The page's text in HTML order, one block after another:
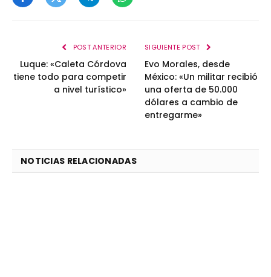
FacebookTwitterTelegramWhatsApp
POST ANTERIOR
Luque: «Caleta Córdova
tiene todo para competir
a nivel turístico»
SIGUIENTE POST
Evo Morales, desde
México: «Un militar recibió
una oferta de 50.000
dólares a cambio de
entregarme»
NOTICIAS RELACIONADAS